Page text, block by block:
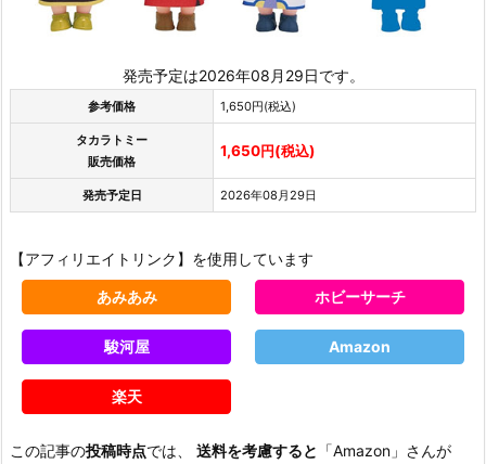
発売予定は2026年08月29日です。
参考価格 1,650円(税込)
タカラトミー
販売価格
1,650円(税込)
発売予定日 2026年08月29日
【アフィリエイトリンク】を使用しています
あみあみ ホビーサーチ
駿河屋 Amazon
楽天
この記事の投稿時点では、 送料を考慮すると 「Amazon」さんが